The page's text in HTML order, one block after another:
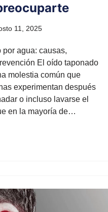
11, 2025
por agua: causas,
El oído taponado
molestia común que
experimentan después
o incluso lavarse el
en la mayoría de…